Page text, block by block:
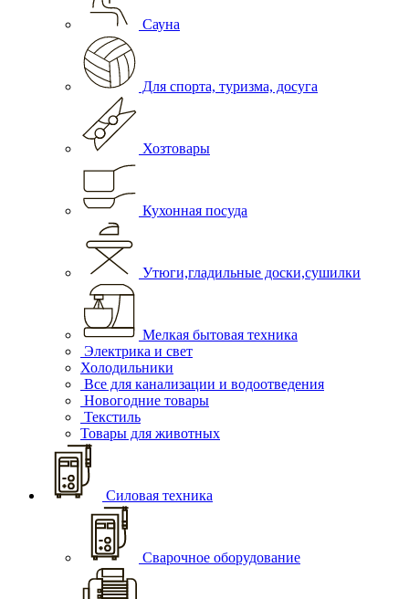
Сауна
Для спорта, туризма, досуга
Хозтовары
Кухонная посуда
Утюги,гладильные доски,сушилки
Мелкая бытовая техника
Электрика и свет
Холодильники
Все для канализации и водоотведения
Новогодние товары
Текстиль
Товары для животных
Силовая техника
Сварочное оборудование